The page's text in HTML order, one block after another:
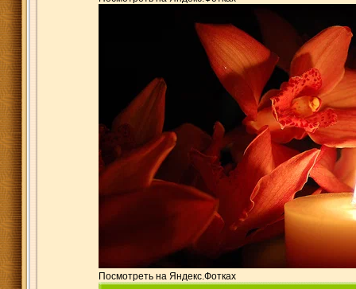
Посмотреть на Яндекс.Фотках